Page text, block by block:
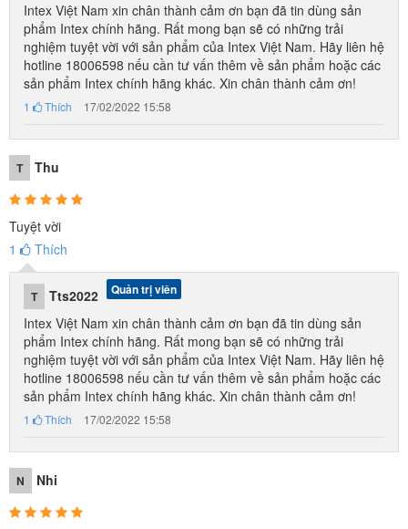
Intex Việt Nam xin chân thành cảm ơn bạn đã tin dùng sản
phẩm Intex chính hãng. Rất mong bạn sẽ có những trải
nghiệm tuyệt vời với sản phẩm của Intex Việt Nam. Hãy liên hệ
hotline 18006598 nếu cần tư vấn thêm về sản phẩm hoặc các
sản phẩm Intex chính hãng khác. Xin chân thành cảm ơn!
1 Thích 17/02/2022 15:58
T Thu
Tuyệt vời
1
Thích
T Tts2022 Quản trị viên
Intex Việt Nam xin chân thành cảm ơn bạn đã tin dùng sản
phẩm Intex chính hãng. Rất mong bạn sẽ có những trải
nghiệm tuyệt vời với sản phẩm của Intex Việt Nam. Hãy liên hệ
hotline 18006598 nếu cần tư vấn thêm về sản phẩm hoặc các
sản phẩm Intex chính hãng khác. Xin chân thành cảm ơn!
1 Thích 17/02/2022 15:58
N Nhi